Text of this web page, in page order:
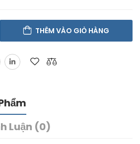
THÊM VÀO GIỎ HÀNG
Luận (0)